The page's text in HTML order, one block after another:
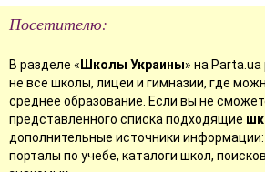
Посетителю:
В разделе « Школы Украины» на
не все школы, лицеи и гимназии, где
среднее образование. Если вы не
представленного списка подходящие
дополнительные источники
порталы по учебе, каталоги школ,